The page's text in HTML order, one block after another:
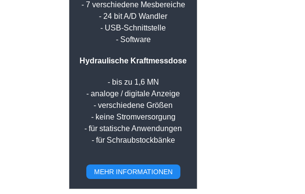
- 7 verschiedene Mesbereiche
- 24 bit A/D Wandler
- USB-Schnittstelle
- Software
Hydraulische Kraftmessdose
- bis zu 1,6 MN
- analoge / digitale Anzeige
- verschiedene Größen
- keine Stromversorgung
- für statische Anwendungen
- für Schraubstockbänke
MEHR INFORMATIONEN